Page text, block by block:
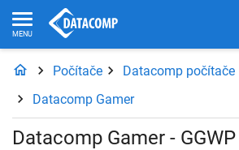
Počítače
Datacomp počítače
Datacomp Gamer
Datacomp Gamer - GGWP